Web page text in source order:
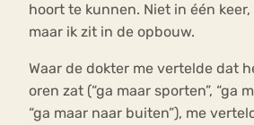
hoort te kunnen. Niet in één
maar ik zit in de opbouw.
Waar de dokter me vertelde dat
oren zat (“ga maar sporten”, “ga
“ga maar naar buiten”), me